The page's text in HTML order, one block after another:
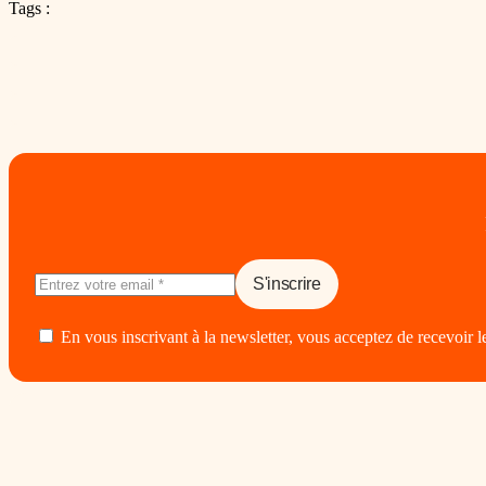
Tags :
En vous inscrivant à la newsletter, vous acceptez de recevoir